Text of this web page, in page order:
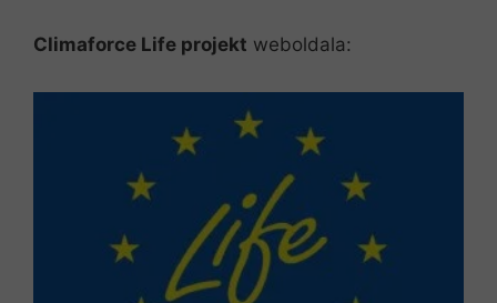
Climaforce Life projekt weboldala: